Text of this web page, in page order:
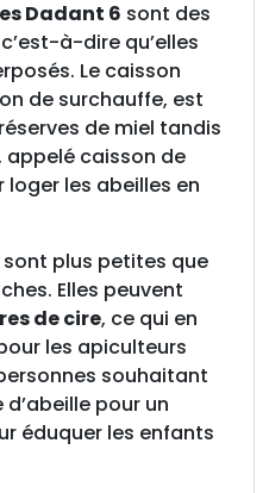
Dadant 6 sont des
à-dire qu’elles
Le caisson
de surchauffe, est
de miel tandis
appelé caisson de
les abeilles en
plus petites que
Elles peuvent
de cire, ce qui en
les apiculteurs
souhaitant
pour un
éduquer les enfants